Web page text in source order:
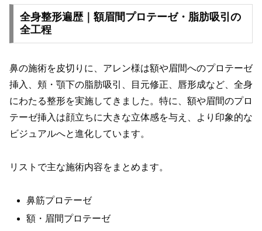
全身整形遍歴｜額眉間プロテーゼ・脂肪吸引の
全工程
鼻の施術を皮切りに、アレン様は額や眉間へのプロテーゼ
挿入、頬・顎下の脂肪吸引、目元修正、唇形成など、全身
にわたる整形を実施してきました。特に、額や眉間のプロ
テーゼ挿入は顔立ちに大きな立体感を与え、より印象的な
ビジュアルへと進化しています。
リストで主な施術内容をまとめます。
鼻筋プロテーゼ
額・眉間プロテーゼ